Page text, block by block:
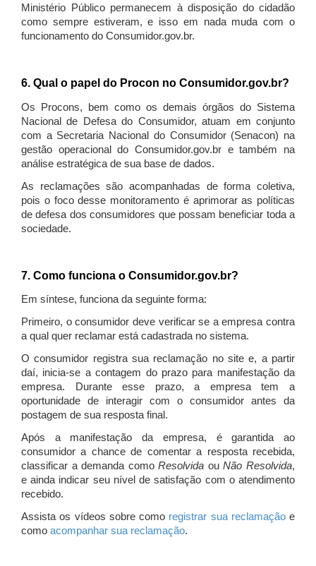
Ministério Público permanecem à disposição do cidadão
como sempre estiveram, e isso em nada muda com o
funcionamento do Consumidor.gov.br.
6. Qual o papel do Procon no Consumidor.gov.br?
Os Procons, bem como os demais órgãos do Sistema
Nacional de Defesa do Consumidor, atuam em conjunto
com a Secretaria Nacional do Consumidor (Senacon) na
gestão operacional do Consumidor.gov.br e também na
análise estratégica de sua base de dados.
As reclamações são acompanhadas de forma coletiva,
pois o foco desse monitoramento é aprimorar as políticas
de defesa dos consumidores que possam beneficiar toda a
sociedade.
7. Como funciona o Consumidor.gov.br?
Em síntese, funciona da seguinte forma:
Primeiro, o consumidor deve verificar se a empresa contra
a qual quer reclamar está cadastrada no sistema.
O consumidor registra sua reclamação no site e, a partir
daí, inicia-se a contagem do prazo para manifestação da
empresa. Durante esse prazo, a empresa tem a
oportunidade de interagir com o consumidor antes da
postagem de sua resposta final.
Após a manifestação da empresa, é garantida ao
consumidor a chance de comentar a resposta recebida,
classificar a demanda comoResolvida ouNão Resolvida,
e ainda indicar seu nível de satisfação com o atendimento
recebido.
Assista os vídeos sobre como registrar sua reclamaçãoe
como acompanhar sua reclamação.